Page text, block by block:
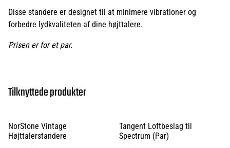
Disse standere er designet til at minimere vibrationer og
forbedre lydkvaliteten af dine højttalere.
Prisen er for et par.
Tilknyttede produkter
NorStone Vintage
Højttalerstandere
Tangent Loftbeslag til
Spectrum (Par)